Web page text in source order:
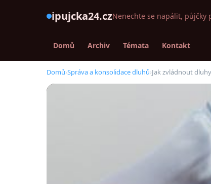
ipujcka24.czNenechte se napálit, půjčky
Domů Archiv Témata Kontakt
Domů›Správa a konsolidace dluhů›Jak zvládnout